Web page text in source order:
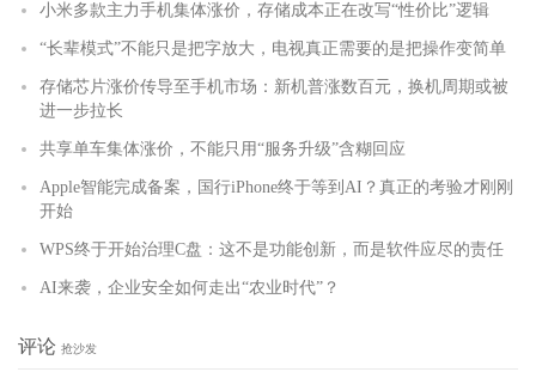
小米多款主力手机集体涨价，存储成本正在改写“性价比”逻辑
“长辈模式”不能只是把字放大，电视真正需要的是把操作变简单
存储芯片涨价传导至手机市场：新机普涨数百元，换机周期或被
进一步拉长
共享单车集体涨价，不能只用“服务升级”含糊回应
Apple智能完成备案，国行iPhone终于等到AI？真正的考验才刚刚
开始
WPS终于开始治理C盘：这不是功能创新，而是软件应尽的责任
AI来袭，企业安全如何走出“农业时代”？
评论 抢沙发